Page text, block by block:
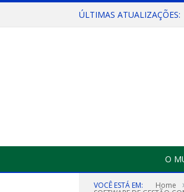
ÚLTIMAS ATUALIZAÇÕES:
O
VOCÊ ESTÁ EM: Home